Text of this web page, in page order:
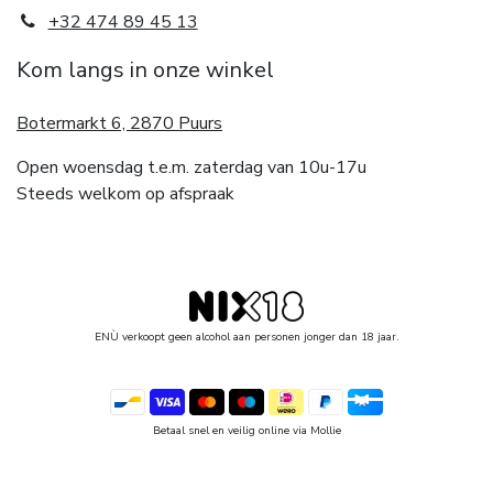
+32 474 89 45 13
Kom langs in onze winkel
Botermarkt 6, 2870 Puurs
Open woensdag t.e.m. zaterdag van 10u-17u
Steeds welkom op afspraak
ENÙ verkoopt geen alcohol aan personen jonger dan 18 jaar.
Betaal snel en veilig online via Mollie